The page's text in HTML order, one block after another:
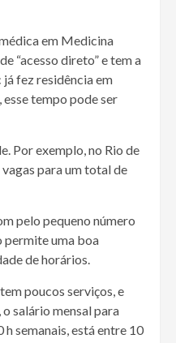
em Medicina
“acesso direto” e tem a
já fez residência em
tempo pode ser
Por exemplo, no Rio de
para um total de
pelo pequeno número
permite uma boa
de horários.
poucos serviços, e
salário mensal para
semanais, está entre 10